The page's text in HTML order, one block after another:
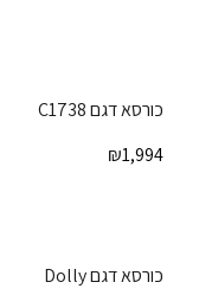
כורסא דגם C1738
₪1,994
כורסא דגם Dolly